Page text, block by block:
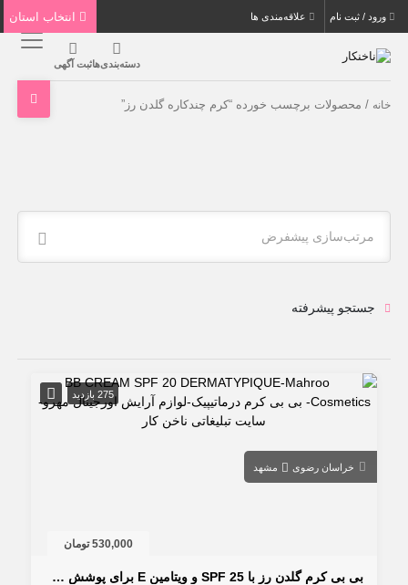
ورود / ثبت نام علاقه‌مندی ها
دسته‌بندی‌هاثبت آگهی
خانه / محصولات برچسب خورده “کرم چندکاره گلدن رز”
مرتب‌سازی پیشفرض
جستجو پیشرفته
275 بازدید
خراسان رضوی مشهد
530,000 تومان
بی بی کرم گلدن رز با SPF 25 و ویتامین E برای پوشش طبیعی و پوست بی‌نقص